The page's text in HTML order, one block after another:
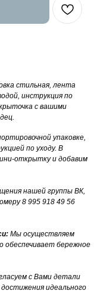
стильная, лента
инструкция по
с вашими
упаковке,
по уходу. В
открытку и добавим
нашей группы ВК,
8 995 918 49 56
Мы осуществляем
обеспечивает бережное
с Вами детали
идеального